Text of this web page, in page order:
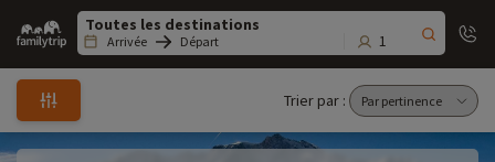
Family
trip
Arrivée Départ 1
Trier par :